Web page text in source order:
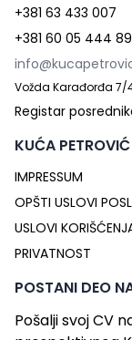
+381 63 433 007
+381 60 05 444 89
Vožda Karađorđa 7/
Registar
KUĆA PETROVIĆ
IMPRESSUM
OPŠTI USLOVI
USLOVI
PRIVATNOST
POSTANI DEO
Pošalji svoj CV